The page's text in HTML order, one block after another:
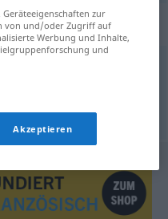
zur
von und/oder Zugriff auf
Werbung und Inhalte,
und
Akzeptieren